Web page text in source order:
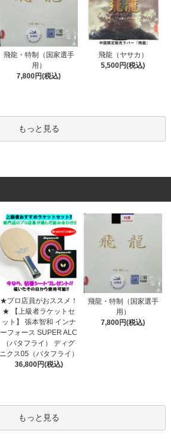
飛龍・特制（国家選手
用）
7,800円(税込)
飛龍（ヤサカ）
5,500円(税込)
もっと見る
★プロ店員がおススメ！
★ 【上級者ラケットセ
ット】 張本智和 インナ
ーフォース SUPER ALC
（バタフライ） ディグ
ニクス05（バタフライ）
36,800円(税込)
飛龍・特制（国家選手
用）
7,800円(税込)
もっと見る